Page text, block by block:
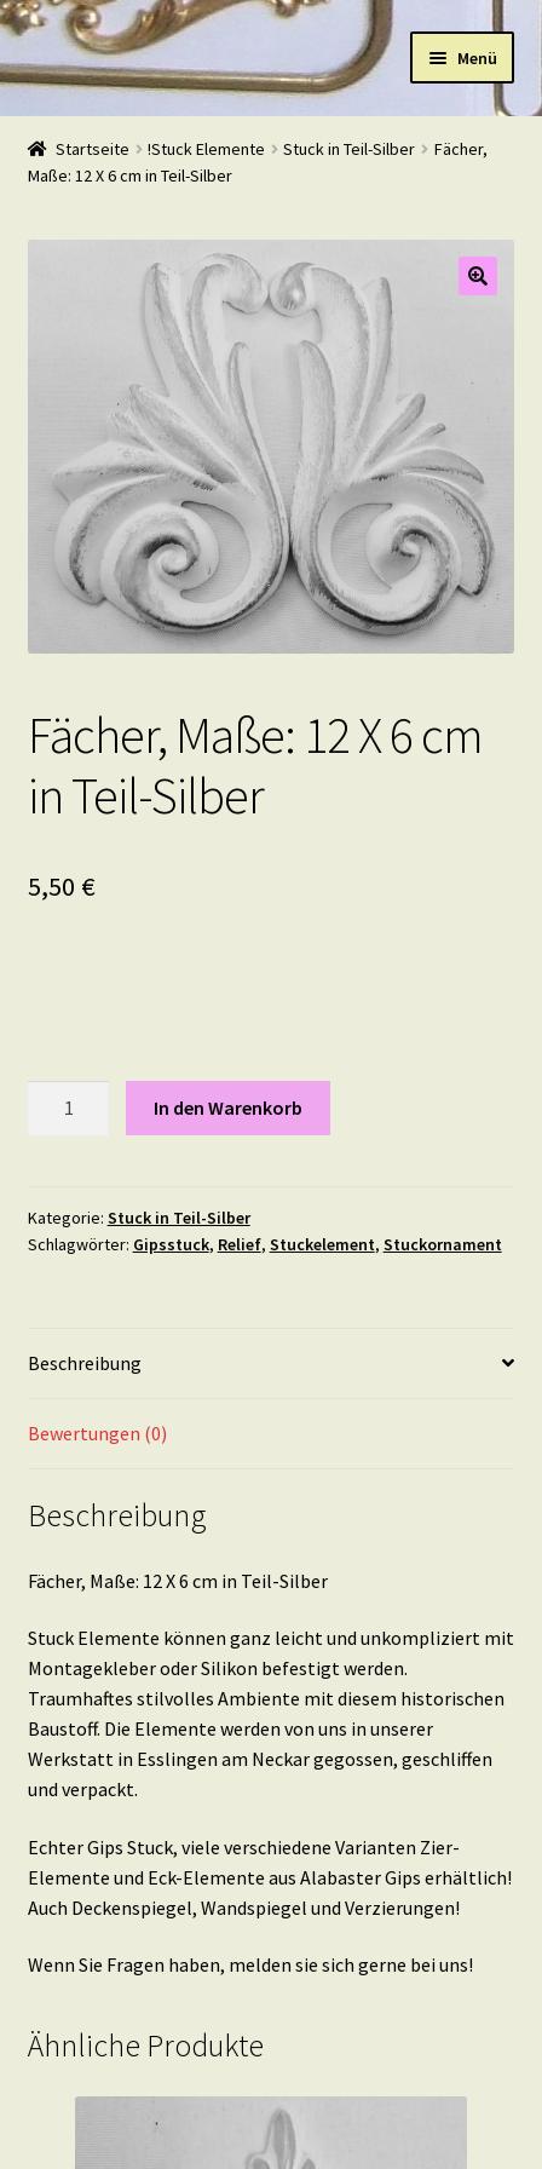
Navigation
Zum
Inhalt
Menü
Start
Shop
Warenkorb
Kontakt
Startseite !Stuck Elemente Stuck in Teil-Silber
Fächer,
Maße: 12 X 6 cm in Teil-Silber
Fächer, Maße: 12 X 6 cm
in Teil-Silber
5,50 €
6
cm
Menge
In den Warenkorb
Kategorie: Stuck in Teil-Silber
Schlagwörter: Gipsstuck, Relief, Stuckelement, Stuckornament
Beschreibung
Bewertungen (0)
Beschreibung
Fächer, Maße: 12 X 6 cm in Teil-Silber
Stuck Elemente können ganz leicht und unkompliziert mit
Montagekleber oder Silikon befestigt werden.
Traumhaftes stilvolles Ambiente mit diesem historischen
Baustoff. Die Elemente werden von uns in unserer
Werkstatt in Esslingen am Neckar gegossen, geschliffen
und verpackt.
Echter Gips Stuck, viele verschiedene Varianten Zier-
Elemente und Eck-Elemente aus Alabaster Gips erhältlich!
Auch Deckenspiegel, Wandspiegel und Verzierungen!
Wenn Sie Fragen haben, melden sie sich gerne bei uns!
Ähnliche Produkte